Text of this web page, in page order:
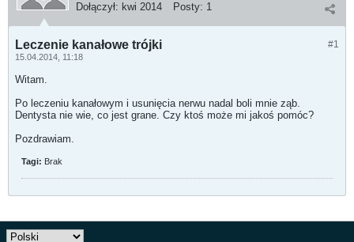
Dołączył: kwi 2014 Posty: 1
#1
Leczenie kanałowe trójki
15.04.2014, 11:18
Witam.
Po leczeniu kanałowym i usunięcia nerwu nadal boli mnie ząb.
Dentysta nie wie, co jest grane. Czy ktoś może mi jakoś pomóc?
Pozdrawiam.
Tagi: Brak